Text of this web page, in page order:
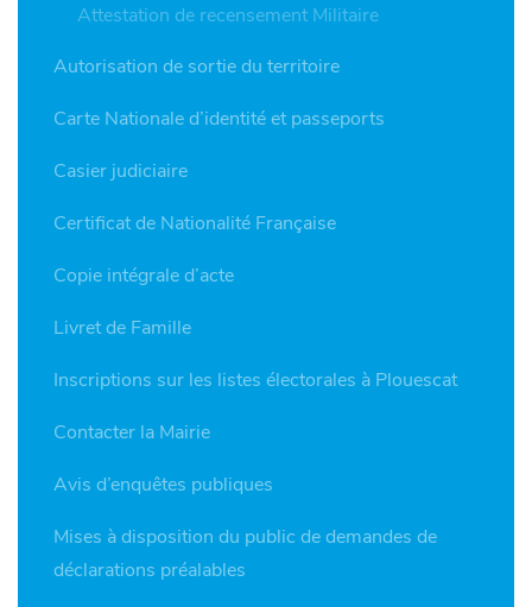
Attestation de recensement Militaire
Autorisation de sortie du territoire
Carte Nationale d’identité et passeports
Casier judiciaire
Certificat de Nationalité Française
Copie intégrale d’acte
Livret de Famille
Inscriptions sur les listes électorales à Plouescat
Contacter la Mairie
Avis d’enquêtes publiques
Mises à disposition du public de demandes de
déclarations préalables